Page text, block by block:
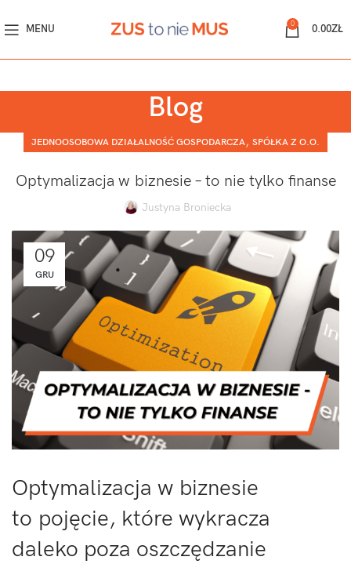
MENU 0 0.00ZŁ
Blog
JEDNOOSOBOWA DZIAŁALNOŚĆ GOSPODARCZA, SPÓŁKA Z O.O.
Optymalizacja w biznesie – to nie tylko finanse
Justyna Broniecka
09
GRU
Optymalizacja w biznesie
to pojęcie, które wykracza
daleko poza oszczędzanie